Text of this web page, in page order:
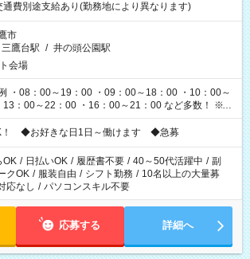
通費別途支給あり(勤務地により異なります)
市
三鷹台駅 / 井の頭公園駅
会場
・08：00～19：00 ・09：00～18：00 ・10：00～
00～22：00 ・16：00～21：00 など多数！ ※お
勤務時間が異なります
！ ◆お好きな日1日～働けます ◆急募
OK / 日払いOK / 履歴書不要 / 40～50代活躍中 / 副
クOK / 服装自由 / シフト勤務 / 10名以上の大量募
応なし / パソコンスキル不要
応募する 詳細へ